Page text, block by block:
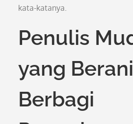
kata-katanya.
Penulis
yang Berani
Berbagi